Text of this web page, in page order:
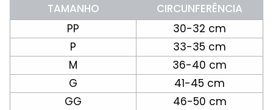
TAMANHO
CIRCUNFERÊNCIA
PP
30-32 cm
P
33-35 cm
M
36-40 cm
G
41-45 cm
GG
46-50 cm